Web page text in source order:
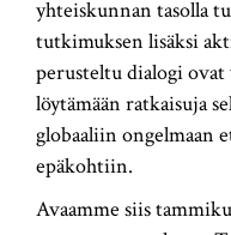
yhteiskunnan tasolla
tutkimuksen lisäksi
perusteltu dialogi
löytämään ratkaisuja
globaaliin ongelmaan
epäkohtiin.
Avaamme siis